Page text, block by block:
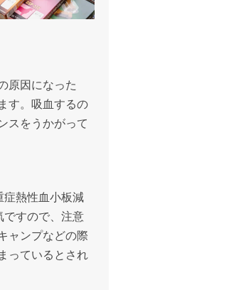
原因になった
す。吸血するの
スをうかがって
熱性血小板減
すので、注意
ャンプなどの際
っているとされ